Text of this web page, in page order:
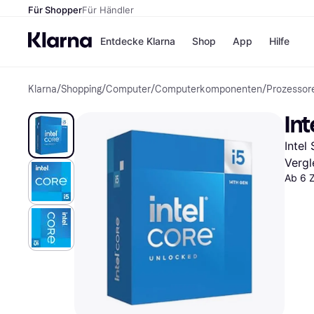
Für ShopperFür Händler
Entdecke Klarna
Zahlungsmethoden
Teilzahlungen
Bezahle in bis zu 30
Tagen
Ratenzahlung
Shop
Shops
H&M
Temu
App Hilfe
Klarna/Shopping/Computer/Computerkomponenten/
Intel
Ab 6